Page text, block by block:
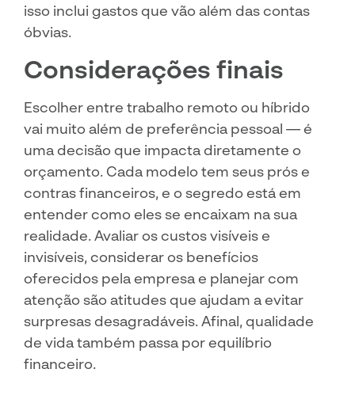
isso inclui gastos que vão além das contas
óbvias.
Considerações finais
Escolher entre trabalho remoto ou híbrido
vai muito além de preferência pessoal — é
uma decisão que impacta diretamente o
orçamento. Cada modelo tem seus prós e
contras financeiros, e o segredo está em
entender como eles se encaixam na sua
realidade. Avaliar os custos visíveis e
invisíveis, considerar os benefícios
oferecidos pela empresa e planejar com
atenção são atitudes que ajudam a evitar
surpresas desagradáveis. Afinal, qualidade
de vida também passa por equilíbrio
financeiro.